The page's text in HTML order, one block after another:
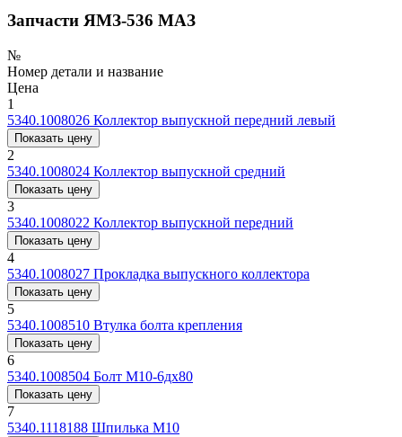
Запчасти ЯМЗ-536 МАЗ
№
Номер детали и название
Цена
1
5340.1008026 Коллектор выпускной передний левый
Показать цену
2
5340.1008024 Коллектор выпускной средний
Показать цену
3
5340.1008022 Коллектор выпускной передний
Показать цену
4
5340.1008027 Прокладка выпускного коллектора
Показать цену
5
5340.1008510 Втулка болта крепления
Показать цену
6
5340.1008504 Болт М10-6дх80
Показать цену
7
5340.1118188 Шпилька М10